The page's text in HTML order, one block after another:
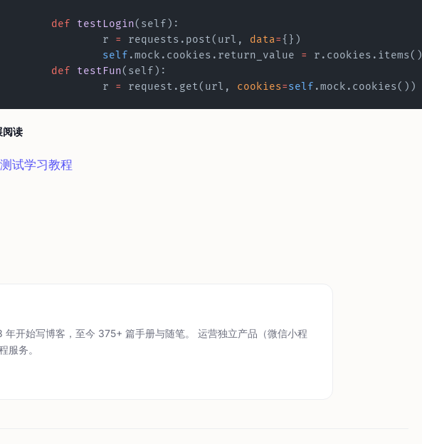
	def
testLogin(self):
		r
= requests.post(url, data={})
		self
.mock.cookies.return_value =
r.cookies.items()
	def
testFun(self):
		r
= request.get(url, cookies=self .mock.cookies())
阅读
测试学习教程
开始写博客，至今 375+ 篇手册与随笔。 运营独立产品（微信小程
服务。